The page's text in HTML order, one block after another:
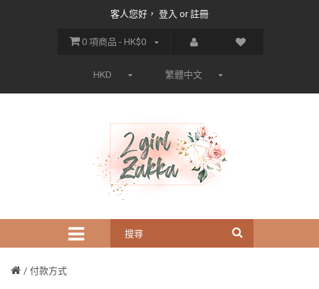
客人您好， 登入 or註冊
0 項商品 - HK$0
HKD 繁體中文
付款方式